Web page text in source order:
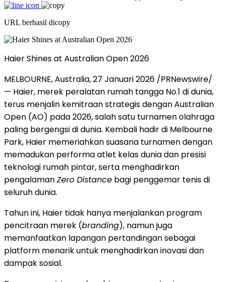
URL berhasil dicopy
Haier Shines at Australian Open 2026
MELBOURNE, Australia, 27 Januari 2026 /PRNewswire/
— Haier, merek peralatan rumah tangga No.1 di dunia,
terus menjalin kemitraan strategis dengan Australian
Open (AO) pada 2026, salah satu turnamen olahraga
paling bergengsi di dunia. Kembali hadir di Melbourne
Park, Haier memeriahkan suasana turnamen dengan
memadukan performa atlet kelas dunia dan presisi
teknologi rumah pintar, serta menghadirkan
pengalamanZero Distance bagi penggemar tenis di
seluruh dunia.
Tahun ini, Haier tidak hanya menjalankan program
pencitraan merek (branding), namun juga
memanfaatkan lapangan pertandingan sebagai
platform menarik untuk menghadirkan inovasi dan
dampak sosial.